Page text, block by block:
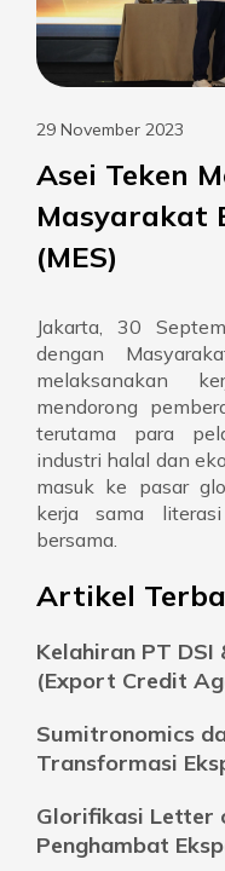
29 November 2023
Asei Teken
Masyarakat
(MES)
Jakarta, 30
dengan
melaksanakan
mendorong
terutama para
industri halal dan
masuk ke pasar
kerja sama
bersama.
Artikel
Kelahiran PT DSI
(Export Credit
Sumitronomics
Transformasi
Glorifikasi Letter
Penghambat